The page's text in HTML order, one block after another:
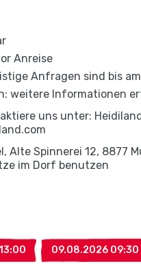
Anreise
Anfragen sind bis
weitere Informationen
uns unter:
Alte Spinnerei 12, 8877
im Dorf benutzen
09.08.2026 09:30